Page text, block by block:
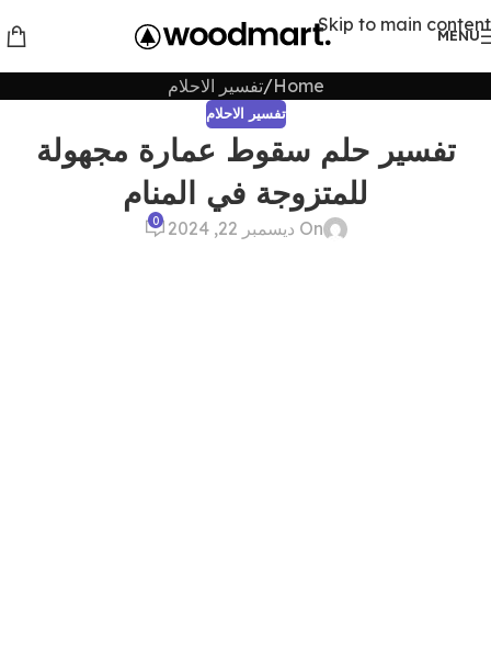
Skip to main content
MENU
Home تفسير الاحلام
تفسير الاحلام
تفسير حلم سقوط عمارة مجهولة
للمتزوجة في المنام
On ديسمبر 22, 2024 0